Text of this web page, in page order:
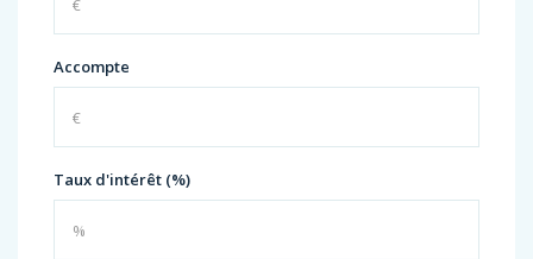
Accompte
Taux d'intérêt (%)